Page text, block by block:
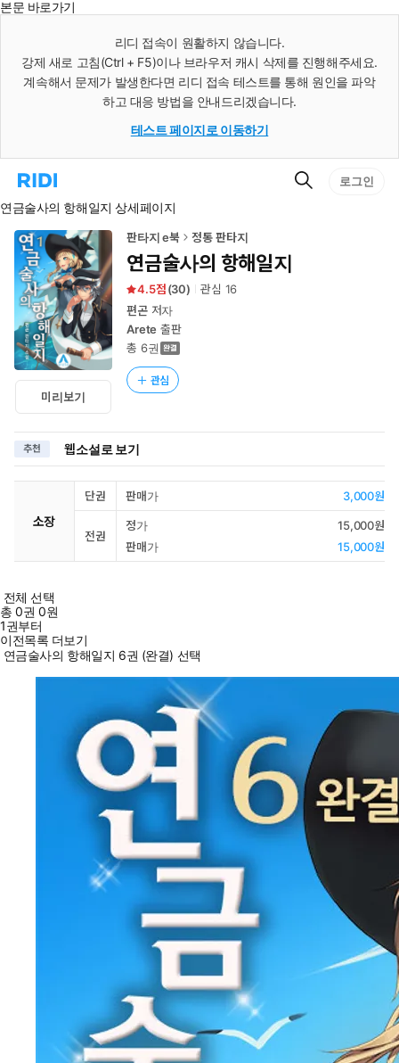
본문 바로가기
리디 접속이 원활하지 않습니다.
강제 새로 고침(Ctrl + F5)이나 브라우저 캐시 삭제를 진행해주세요.
계속해서 문제가 발생한다면 리디 접속 테스트를 통해 원인을 파악
하고 대응 방법을 안내드리겠습니다.
테스트 페이지로 이동하기
리
홈
로
이
동
검
로그인
연금술사의 항해일지 상세페이지
미리보기
판타지 e북 정통 판타지
연금술사의 항해일지
4.5 (30) 관심 16
편곤저자
Arete 출판
총 6권
관심
추천 웹소설로 보기
소장
단권 판매가 3,000원
전권
정가
15,000원
판매가
15,000원
전체 선택
총0권 0원
1권부터
이전목록 더보기
연금술사의 항해일지 6권 (완결) 선택